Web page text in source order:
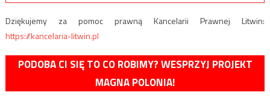
Dziękujemy za pomoc prawną Kancelarii Prawnej Litwin:
https://kancelaria-litwin.pl
PODOBA CI SIĘ TO CO ROBIMY? WESPRZYJ PROJEKT
MAGNA POLONIA!